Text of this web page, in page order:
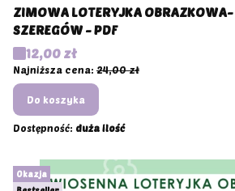
ZIMOWA LOTERYJKA OBRAZKOWA-
SZEREGÓW - PDF
Cena promocyjna
12,00 zł
Najniższa cena: 24,00 zł
Do koszyka
Dostępność: duża ilość
Okazja